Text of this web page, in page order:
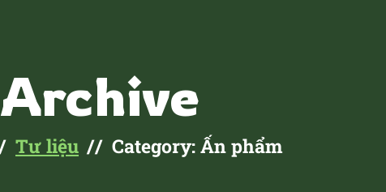
Archive
Tư liệu Category: Ấn phẩm